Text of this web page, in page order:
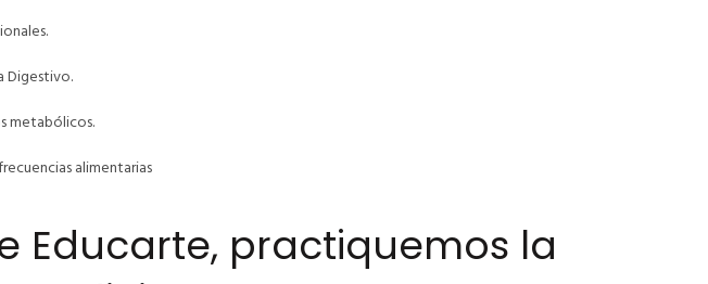
Digestivo.
metabólicos.
alimentarias
Educarte, practiquemos la